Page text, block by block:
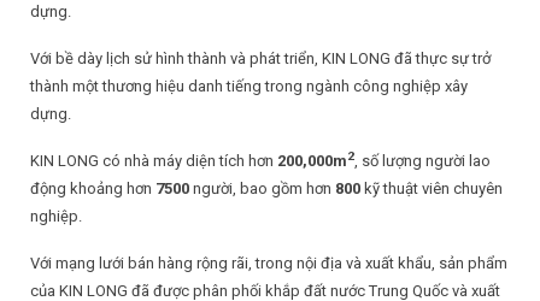
dựng.
Với bề dày lịch sử hình thành và phát triển, KIN LONG đã thực sự trở
thành một thương hiệu danh tiếng trong ngành công nghiệp xây
dựng.
KIN LONG có nhà máy diện tích hơn 200,000m2
, số lượng người lao
động khoảng hơn 7500 người, bao gồm hơn 800 kỹ thuật viên chuyên
nghiệp.
Với mạng lưới bán hàng rộng rãi, trong nội địa và xuất khẩu, sản phẩm
của KIN LONG đã được phân phối khắp đất nước Trung Quốc và xuất